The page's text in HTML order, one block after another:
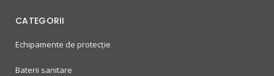
CATEGORII
Echipamente de protecție
Baterii sanitare